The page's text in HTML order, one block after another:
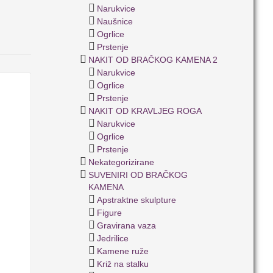
Narukvice
Naušnice
Ogrlice
Prstenje
NAKIT OD BRAČKOG KAMENA 2
Narukvice
Ogrlice
Prstenje
NAKIT OD KRAVLJEG ROGA
Narukvice
Ogrlice
Prstenje
Nekategorizirane
SUVENIRI OD BRAČKOG
KAMENA
Apstraktne skulpture
Figure
Gravirana vaza
Jedrilice
Kamene ruže
Križ na stalku